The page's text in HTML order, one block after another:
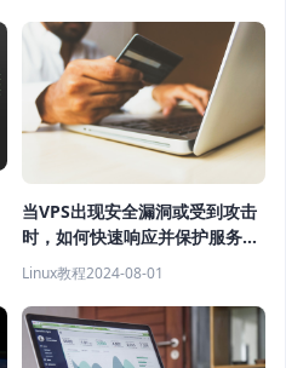
当VPS出现安全漏洞或受到攻击
时，如何快速响应并保护服务
器？
Linux教程2024-08-01